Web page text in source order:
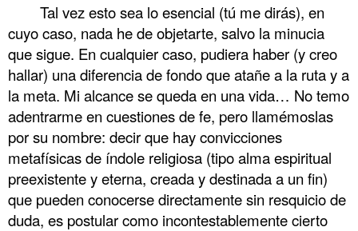
Tal vez esto sea lo esencial (tú me dirás), en
cuyo caso, nada he de objetarte, salvo la minucia
que sigue. En cualquier caso, pudiera haber (y creo
hallar) una diferencia de fondo que atañe a la ruta y a
la meta. Mi alcance se queda en una vida… No temo
adentrarme en cuestiones de fe, pero llamémoslas
por su nombre: decir que hay convicciones
metafísicas de índole religiosa (tipo alma espiritual
preexistente y eterna, creada y destinada a un fin)
que pueden conocerse directamente sin resquicio de
duda, es postular como incontestablemente cierto